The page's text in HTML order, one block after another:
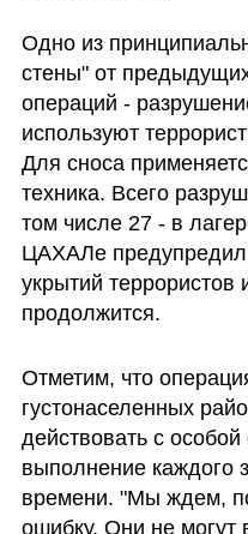
Одно из
стены" от
операций -
используют
Для сноса
техника. Всего
том числе 27 - в
ЦАХАЛе
укрытий
продолжится.
Отметим, что
густонаселенных
действовать с
выполнение каждого
времени. "Мы ждем,
ошибку. Они не могут